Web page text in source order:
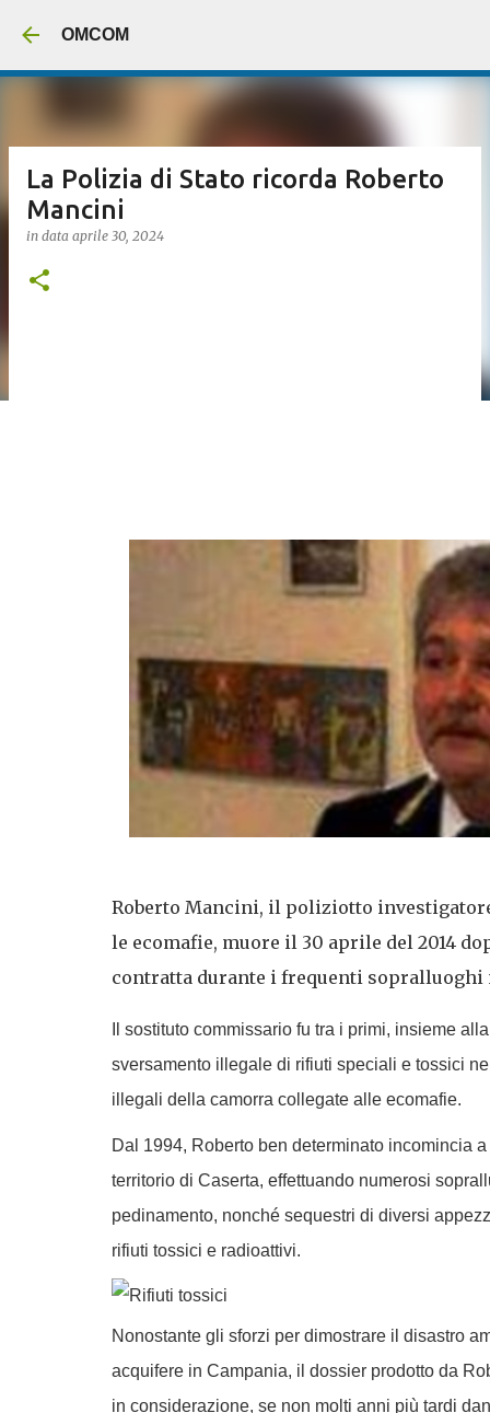
OMCOM
La Polizia di Stato ricorda Roberto
Mancini
in data aprile 30, 2024
Roberto Mancini, il poliziotto
le ecomafie, muore il 30 aprile del 2014
contratta durante i frequenti sopralluoghi
Il sostituto commissario fu tra i primi, insieme
sversamento illegale di rifiuti speciali e tossici
illegali della camorra collegate alle ecomafie.
Dal 1994, Roberto ben determinato incomincia
territorio di Caserta, effettuando numerosi
pedinamento, nonché sequestri di diversi
rifiuti tossici e radioattivi.
Nonostante gli sforzi per dimostrare il disastro
acquifere in Campania, il dossier prodotto da
in considerazione, se non molti anni più tardi